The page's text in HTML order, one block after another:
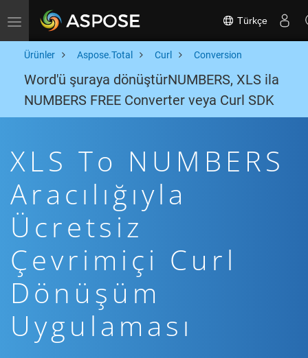
Toggle navigation Türkçe
Ürünler Aspose.Total Curl Conversion
Word'ü şuraya dönüştürNUMBERS, XLS ila
NUMBERS FREE Converter veya Curl SDK
XLS To NUMBERS
Aracılığıyla
Ücretsiz
Çevrimiçi Curl
Dönüşüm
Uygulaması